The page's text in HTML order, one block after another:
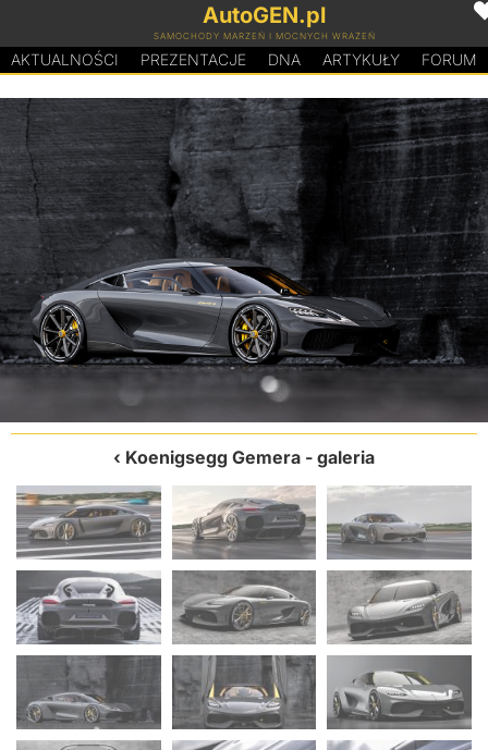
AutoGEN.pl
SAMOCHODY MARZEŃ I MOCNYCH WRAŻEŃ
AKTUALNOŚCI PREZENTACJE DNA ARTYKUŁY FORUM
Koenigsegg Gemera - galeria